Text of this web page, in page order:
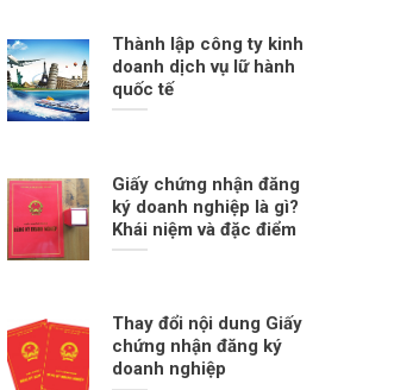
Thành lập công ty kinh
doanh dịch vụ lữ hành
quốc tế
Giấy chứng nhận đăng
ký doanh nghiệp là gì?
Khái niệm và đặc điểm
Thay đổi nội dung Giấy
chứng nhận đăng ký
doanh nghiệp